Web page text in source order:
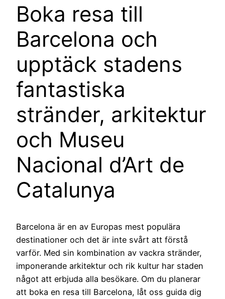
Boka resa till
Barcelona och
upptäck stadens
fantastiska
stränder, arkitektur
och Museu
Nacional d’Art de
Catalunya
Barcelona är en av Europas mest populära
destinationer och det är inte svårt att förstå
varför. Med sin kombination av vackra stränder,
imponerande arkitektur och rik kultur har staden
något att erbjuda alla besökare. Om du planerar
att boka en resa till Barcelona, låt oss guida dig